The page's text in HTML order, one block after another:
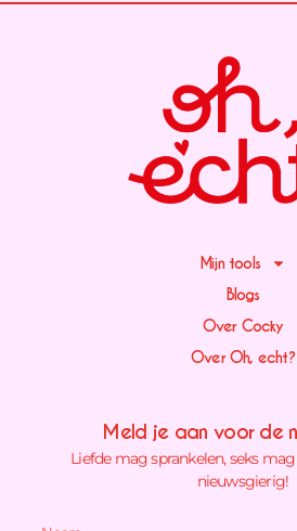
Mijn tools
Blogs
Over Cocky
Over Oh, echt?
Meld je aan voor de
Liefde mag sprankelen, seks
nieuwsgierig!